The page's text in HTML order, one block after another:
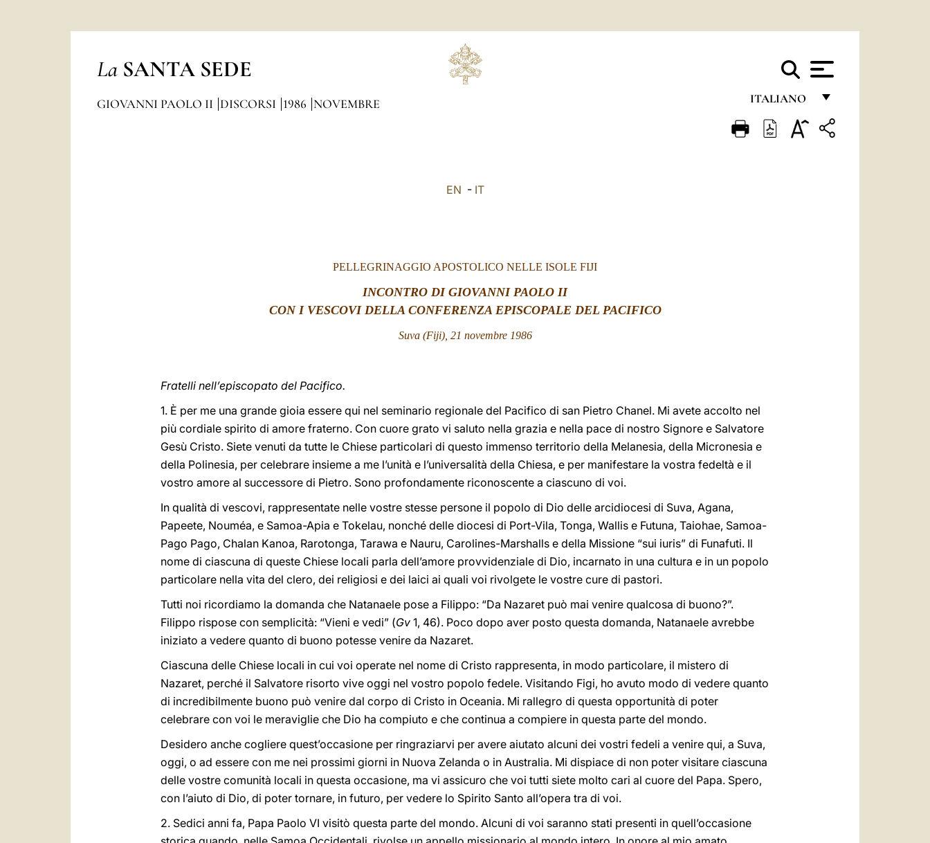
La SANTA SEDE
ITALIANO
FRANÇAIS
GIOVANNI PAOLO II DISCORSI 1986 NOVEMBRE
EN - IT
PELLEGRINAGGIO APOSTOLICO NELLE ISOLE FIJI
INCONTRO DI GIOVANNI PAOLO II
CON I VESCOVI DELLA CONFERENZA EPISCOPALE DEL PACIFICO
Suva (Fiji), 21 novembre 1986
Fratelli nell’episcopato del Pacifico.
1. È per me una grande gioia essere qui nel seminario regionale del Pacifico di san Pietro Chanel. Mi avete accolto nel
più cordiale spirito di amore fraterno. Con cuore grato vi saluto nella grazia e nella pace di nostro Signore e Salvatore
Gesù Cristo. Siete venuti da tutte le Chiese particolari di questo immenso territorio della Melanesia, della Micronesia e
della Polinesia, per celebrare insieme a me l’unità e l’universalità della Chiesa, e per manifestare la vostra fedeltà e il
vostro amore al successore di Pietro. Sono profondamente riconoscente a ciascuno di voi.
In qualità di vescovi, rappresentate nelle vostre stesse persone il popolo di Dio delle arcidiocesi di Suva, Agana,
Papeete, Nouméa, e Samoa-Apia e Tokelau, nonché delle diocesi di Port-Vila, Tonga, Wallis e Futuna, Taiohae, Samoa-
Pago Pago, Chalan Kanoa, Rarotonga, Tarawa e Nauru, Carolines-Marshalls e della Missione “sui iuris” di Funafuti. Il
nome di ciascuna di queste Chiese locali parla dell’amore provvidenziale di Dio, incarnato in una cultura e in un popolo
particolare nella vita del clero, dei religiosi e dei laici ai quali voi rivolgete le vostre cure di pastori.
Tutti noi ricordiamo la domanda che Natanaele pose a Filippo: “Da Nazaret può mai venire qualcosa di buono?”.
Filippo rispose con semplicità: “Vieni e vedi” (Gv 1, 46). Poco dopo aver posto questa domanda, Natanaele avrebbe
iniziato a vedere quanto di buono potesse venire da Nazaret.
Ciascuna delle Chiese locali in cui voi operate nel nome di Cristo rappresenta, in modo particolare, il mistero di
Nazaret, perché il Salvatore risorto vive oggi nel vostro popolo fedele. Visitando Figi, ho avuto modo di vedere quanto
di incredibilmente buono può venire dal corpo di Cristo in Oceania. Mi rallegro di questa opportunità di poter
celebrare con voi le meraviglie che Dio ha compiuto e che continua a compiere in questa parte del mondo.
Desidero anche cogliere quest’occasione per ringraziarvi per avere aiutato alcuni dei vostri fedeli a venire qui, a Suva,
oggi, o ad essere con me nei prossimi giorni in Nuova Zelanda o in Australia. Mi dispiace di non poter visitare ciascuna
delle vostre comunità locali in questa occasione, ma vi assicuro che voi tutti siete molto cari al cuore del Papa. Spero,
con l’aiuto di Dio, di poter tornare, in futuro, per vedere lo Spirito Santo all’opera tra di voi.
2. Sedici anni fa, Papa Paolo VI visitò questa parte del mondo. Alcuni di voi saranno stati presenti in quell’occasione